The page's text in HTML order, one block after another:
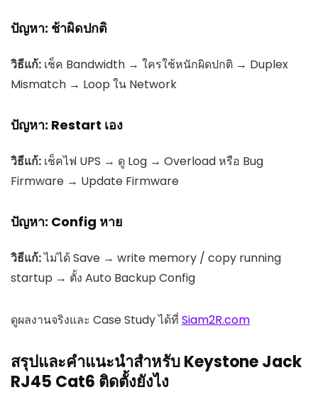
ปัญหา: ช้าผิดปกติ
วิธีแก้: เช็ค Bandwidth → ใครใช้หนักผิดปกติ → Duplex
Mismatch → Loop ใน Network
ปัญหา: Restart เอง
วิธีแก้: เช็คไฟ UPS → ดู Log → Overload หรือ Bug
Firmware → Update Firmware
ปัญหา: Config หาย
วิธีแก้:ไม่ได้ Save → write memory / copy running
startup → ตั้ง Auto Backup Config
ดูผลงานจริงและ Case Study ได้ที่ Siam2R.com
สรุปและคำแนะนำสำหรับ Keystone Jack
RJ45 Cat6 ติดตั้งยังไง